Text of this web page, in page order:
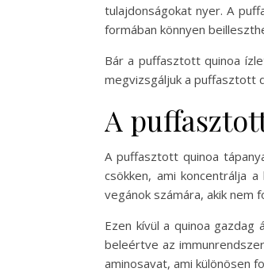
tulajdonságokat nyer. A
formában könnyen
Bár a puffasztott quinoa
megvizsgáljuk a puffasztott
A
A puffasztott quinoa
csökken, ami koncentrálja
vegánok számára, akik nem
Ezen kívül a quinoa
beleértve az
aminosavat, ami különösen